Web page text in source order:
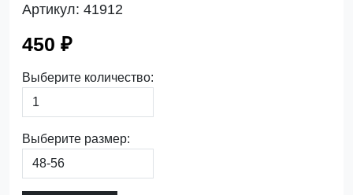
Артикул: 41912
450 ₽
Выберите количество:
Выберите размер: